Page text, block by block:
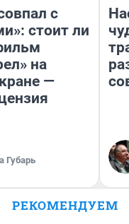
с
стоит ли
на
—
Губарь
РЕКОМЕНДУЕМ